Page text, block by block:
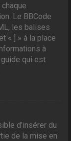
Le BBCode
les balises
« ] » à la place
à
qui est
d’insérer du
de la mise en